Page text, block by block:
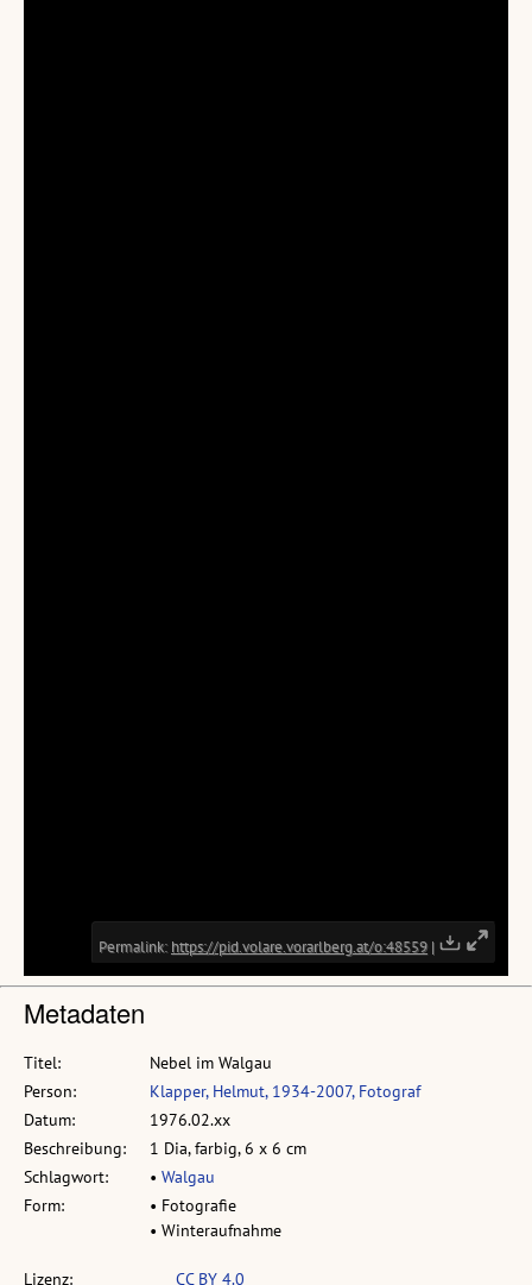
Metadaten
Titel:
Nebel im Walgau
Person:
Klapper, Helmut, 1934-2007, Fotograf
Datum:
1976.02.xx
Beschreibung:
1 Dia, farbig, 6 x 6 cm
Schlagwort:
• Walgau
Form:
• Fotografie
• Winteraufnahme
Lizenz: CC BY 4.0